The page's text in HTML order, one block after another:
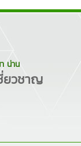
น่าน
ยวชาญ